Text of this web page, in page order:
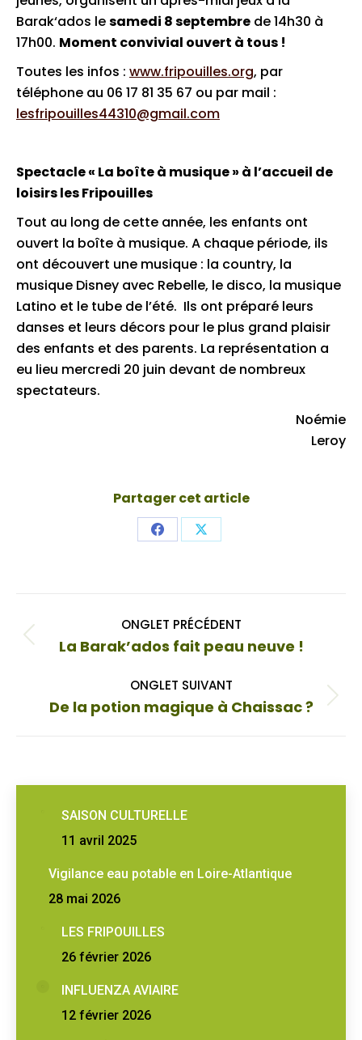
Barak‘ados lesamedi 8 septembre de 14h30 à
17h00. Moment convivial ouvert à tous !
Toutes les infos : www.fripouilles.org, par
téléphone au 06 17 81 35 67 ou par mail :
lesfripouilles44310@gmail.com
Spectacle « La boîte à musique » à l’accueil de
loisirs les Fripouilles
Tout au long de cette année, les enfants ont
ouvert la boîte à musique. A chaque période, ils
ont découvert une musique : la country, la
musique Disney avec Rebelle, le disco, la musique
Latino et le tube de l’été. Ils ont préparé leurs
danses et leurs décors pour le plus grand plaisir
des enfants et des parents. La représentation a
eu lieu mercredi 20 juin devant de nombreux
spectateurs.
Noémie
Leroy
Partager cet article
Share Share
de
ONGLET PRÉCÉDENT
Onglet
La Barak’ados fait peau neuve !
ONGLET SUIVANT
Onglet
De la potion magique à Chaissac ?
SAISON CULTURELLE
11 avril 2025
Vigilance eau potable en Loire-Atlantique
28 mai 2026
LES FRIPOUILLES
26 février 2026
INFLUENZA AVIAIRE
12 février 2026